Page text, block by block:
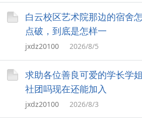
白云校区艺术院那边的宿舍
点破，到底是怎样一
jxdz20100 2026/8/5
求助各位善良可爱的学长学
社团吗现在还能加入
jxdz20100 2026/8/3